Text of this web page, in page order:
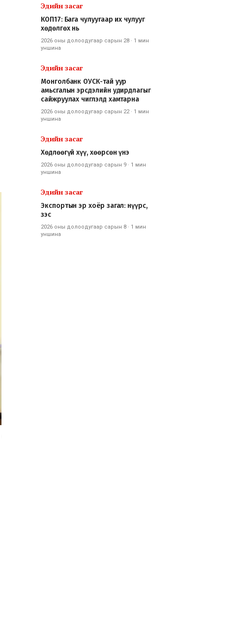
Эдийн засаг
КОП17: Бага чулуугаар их чулууг
хөдөлгөх нь
2026 оны долоодугаар сарын 28 · 1 мин
уншина
Эдийн засаг
Монголбанк ОУСК-тай уур
амьсгалын эрсдэлийн удирдлагыг
сайжруулах чиглэлд хамтарна
2026 оны долоодугаар сарын 22· 1 мин
уншина
Эдийн засаг
Хөдлөөгүй хүү, хөөрсөн үнэ
2026 оны долоодугаар сарын 9 · 1 мин
уншина
Эдийн засаг
Экспортын эр хоёр загал: нүүрс,
зэс
2026 оны долоодугаар сарын 8 · 1 мин
уншина